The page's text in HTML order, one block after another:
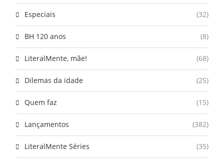
Especiais (32)
BH 120 anos (8)
LiteralMente, mãe! (68)
Dilemas da idade (25)
Quem faz (15)
Lançamentos (382)
LiteralMente Séries (35)